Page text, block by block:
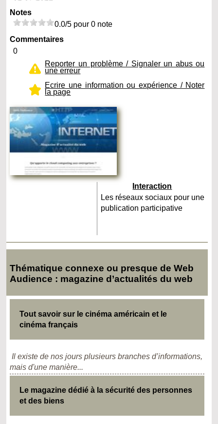
Notes
0.0/5 pour 0 note
Commentaires
0
Reporter un problème / Signaler un abus ou
une erreur
Ecrire une information ou expérience / Noter
la page
Interaction
Les réseaux sociaux pour une
publication participative
Thématique connexe ou presque de Web
Audience : magazine d’actualités du web
Tout savoir sur le cinéma américain et le
cinéma français
Il existe de nos jours plusieurs branches d’informations,
mais d'une manière...
Le magazine dédié à la sécurité des personnes
et des biens